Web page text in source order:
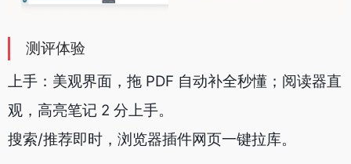
测评体验
上手：美观界面，拖 PDF 自动补全秒懂；阅读器直
观，高亮笔记 2 分上手。
搜索/推荐即时，浏览器插件网页一键拉库。